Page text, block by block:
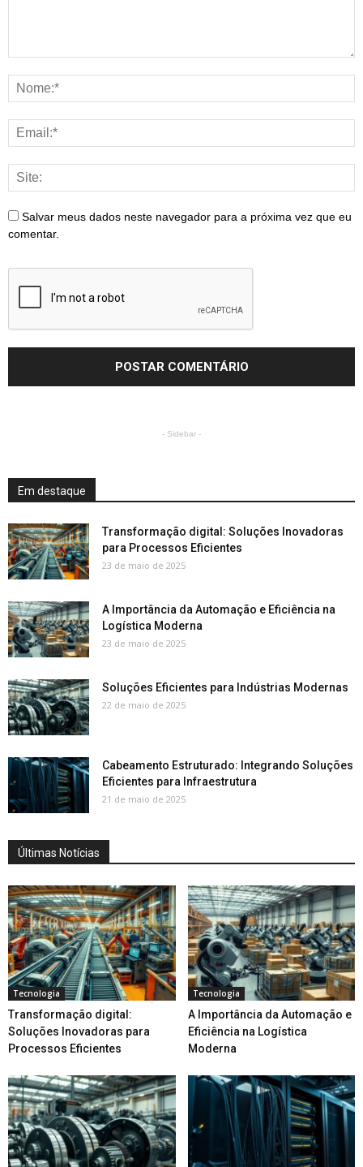
Salvar meus dados neste navegador para a próxima vez que eu
comentar.
- Sidebar -
Em destaque
Transformação digital: Soluções Inovadoras
para Processos Eficientes
23 de maio de 2025
A Importância da Automação e Eficiência na
Logística Moderna
23 de maio de 2025
Soluções Eficientes para Indústrias Modernas
22 de maio de 2025
Cabeamento Estruturado: Integrando Soluções
Eficientes para Infraestrutura
21 de maio de 2025
Últimas Notícias
Tecnologia
Transformação digital:
Soluções Inovadoras para
Processos Eficientes
Tecnologia
A Importância da Automação e
Eficiência na Logística
Moderna